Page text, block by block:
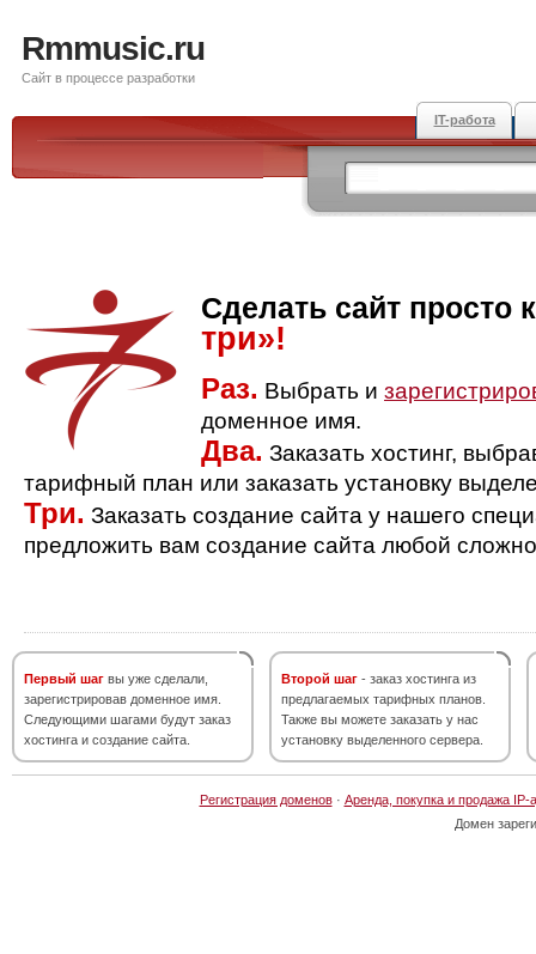
Rmmusic.ru
Сайт в процессе разработки
IT-работа
Сделать сайт просто
три»!
Раз. Выбрать и
доменное имя.
Два. Заказать хостинг,
тарифный план или заказать установку
Три. Заказать создание сайта у нашего
предложить вам создание сайта любой
Первый шаг вы уже сделали,
зарегистрировав доменное имя.
Следующими шагами будут заказ
хостинга и создание сайта.
Второй шаг - заказ хостинга из
предлагаемых тарифных планов.
Также вы можете заказать у нас
установку выделенного сервера.
Регистрация доменов· Аренда, покупка и продажа IP-
Домен